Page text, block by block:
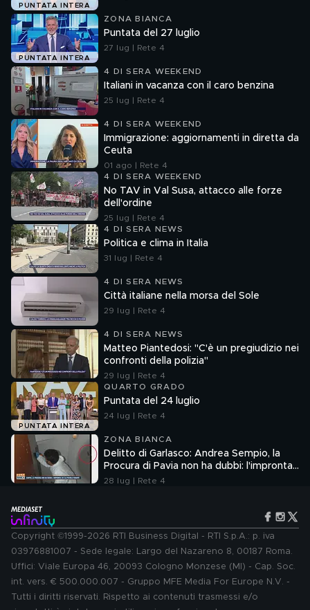
PUNTATA INTERA
PUNTATA INTERA
ZONA BIANCA
Puntata del 27 luglio
27 lug | Rete 4
4 DI SERA WEEKEND
Italiani in vacanza con il caro benzina
25 lug | Rete 4
4 DI SERA WEEKEND
Immigrazione: aggiornamenti in diretta da
Ceuta
01 ago | Rete 4
4 DI SERA WEEKEND
No TAV in Val Susa, attacco alle forze
dell'ordine
25 lug | Rete 4
4 DI SERA NEWS
Politica e clima in Italia
31 lug | Rete 4
4 DI SERA NEWS
Città italiane nella morsa del Sole
29 lug | Rete 4
4 DI SERA NEWS
Matteo Piantedosi: "C'è un pregiudizio nei
confronti della polizia"
29 lug | Rete 4
PUNTATA INTERA
QUARTO GRADO
Puntata del 24 luglio
24 lug | Rete 4
ZONA BIANCA
Delitto di Garlasco: Andrea Sempio, la
Procura di Pavia non ha dubbi: l'impronta
33 è la pistola fumante
28 lug | Rete 4
Copyright ©1999-2026 RTI Business Digital - RTI S.p.A.: p. iva
03976881007 - Sede legale: Largo del Nazareno 8, 00187 Roma.
Uffici: Viale Europa 46, 20093 Cologno Monzese (MI) - Cap. Soc.
int. vers. € 500.000.007 - Gruppo MFE Media For Europe N.V. -
Tutti i diritti riservati. Rispetto ai contenuti trasmessi e/o